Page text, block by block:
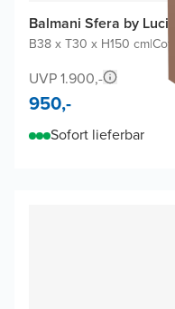
Balmani Sfera by
B38 x T30 x H150 cm|Cotto
UVP 1.900,-
950,-
Sofort lieferbar